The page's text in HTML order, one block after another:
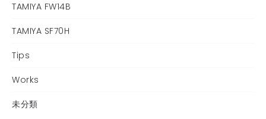
TAMIYA FW14B
TAMIYA SF70H
Tips
Works
未分類